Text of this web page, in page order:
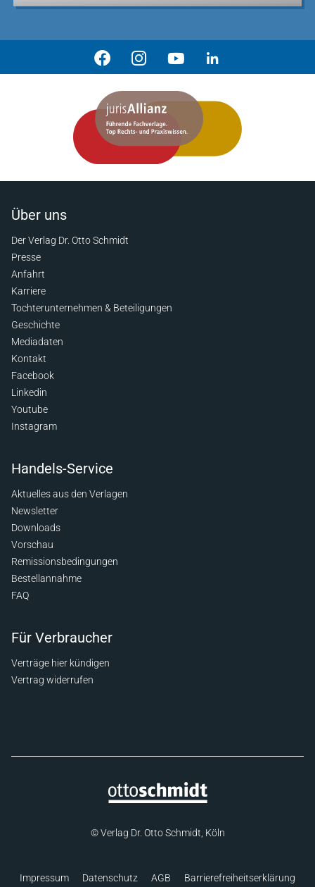
Über uns
Der Verlag Dr. Otto Schmidt
Presse
Anfahrt
Karriere
Tochterunternehmen & Beteiligungen
Geschichte
Mediadaten
Kontakt
Facebook
Linkedin
Youtube
Instagram
Handels-Service
Aktuelles aus den Verlagen
Newsletter
Downloads
Vorschau
Remissionsbedingungen
Bestellannahme
FAQ
Für Verbraucher
Verträge hier kündigen
Vertrag widerrufen
© Verlag Dr. Otto Schmidt, Köln
Impressum Datenschutz AGB Barrierefreiheitserklärung